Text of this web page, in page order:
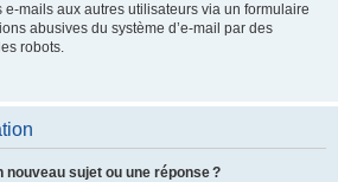
mails aux autres utilisateurs via un formulaire
abusives du système d’e-mail par des
robots.
sujet ou une réponse ?